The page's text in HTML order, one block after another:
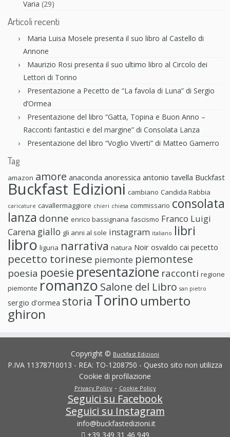
Varia (29)
Articoli recenti
Maria Luisa Mosele presenta il suo libro al Castello di
Annone
Maurizio Rosi presenta il suo ultimo libro al Circolo dei
Lettori di Torino
Presentazione a Pecetto de “La favola di Luna” di Sergio
d’Ormea
Presentazione del libro “Gatta, Topina e Buon Anno –
Racconti fantastici e del margine” di Consolata Lanza
Presentazione del libro “Voglio Viverti” di Matteo Gamerro
Tag
amazon amore anaconda anoressica antonio tavella Buckfast
Buckfast Edizioni cambiano Candida Rabbia
caricature cavallermaggiore chieri chiesa commissario consolata
lanza donne enrico bassignana fascismo Franco Luigi
Carena giallo gli anni al sole instagram italiano libri
libro liguria narrativa natura Noir osvaldo cai pecetto
pecetto torinese piemonte piemontese
poesia poesie presentazione racconti regione
piemonte romanzo Salone del Libro san pietro
sergio d'ormea storia Torino umberto
ghiron
Copyright © Buckfast Edizioni
P.IVA 11378710013 - REA: TO-1208750 - Questo sito non utilizza
Cookie di profilazione
Privacy Policy- Cookie Policy
Seguici su Facebook
Seguici su Instagram
info@buckfastedizioni.it
+39 349 31 46 949